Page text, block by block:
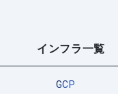
インフラ一覧
GCP